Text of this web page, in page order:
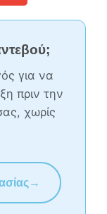
για να
πριν την
χωρίς
→